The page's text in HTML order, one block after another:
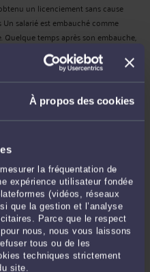
À propos des cookies
la fréquentation de
expérience utilisateur fondée
(vidéos, réseaux
que la gestion et l’analyse
Parce que le respect
nous, nous vous laissons
tous ou de les
techniques strictement
site.
un licenciement sans cause
salarié est embauché comme
temps après son embauche,
contrat de travail dans ... Lire la suite
PAR SEMAINE SANS HEURES
le 27/10/2025